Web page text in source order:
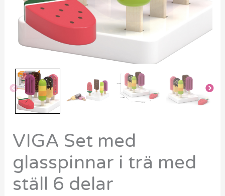
VIGA Set med
glasspinnar i trä med
ställ 6 delar
delar
mängd